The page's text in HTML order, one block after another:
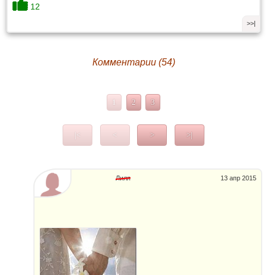
12
>>|
Комментарии (54)
1 2 3
|< < > >|
13 апр 2015
Лиля